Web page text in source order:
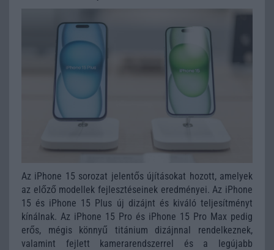
Az iPhone 15 sorozat jelentős újításokat hozott, amelyek
az előző modellek fejlesztéseinek eredményei. Az iPhone
15 és iPhone 15 Plus új dizájnt és kiváló teljesítményt
kínálnak. Az iPhone 15 Pro és iPhone 15 Pro Max pedig
erős, mégis könnyű titánium dizájnnal rendelkeznek,
valamint fejlett kamerarendszerrel és a legújabb